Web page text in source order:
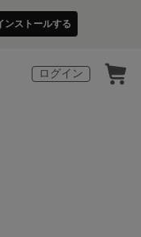
ンストールする
ログイン